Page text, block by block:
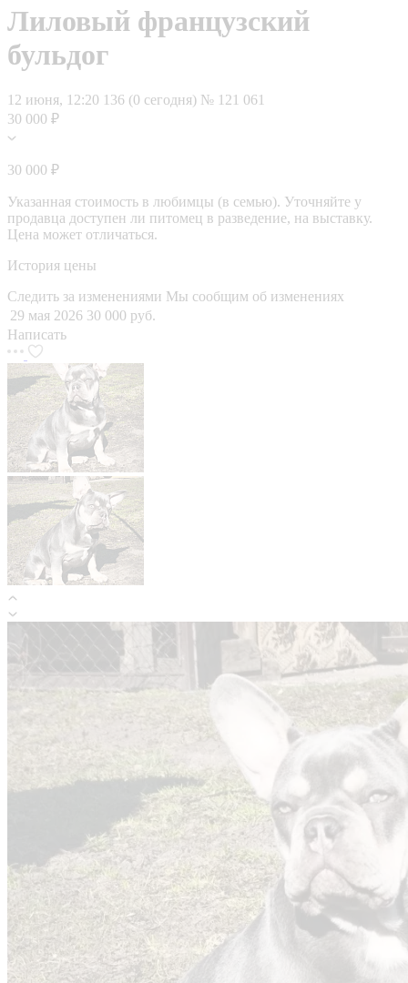
Лиловый французский
бульдог
12 июня, 12:20 136 (0 сегодня) № 121 061
30 000 ₽
30 000 ₽
Указанная стоимость в любимцы (в семью). Уточняйте у
продавца доступен ли питомец в разведение, на выставку.
Цена может отличаться.
История цены
Следить за изменениями Мы сообщим об изменениях
29 мая 2026 30 000 руб.
Написать